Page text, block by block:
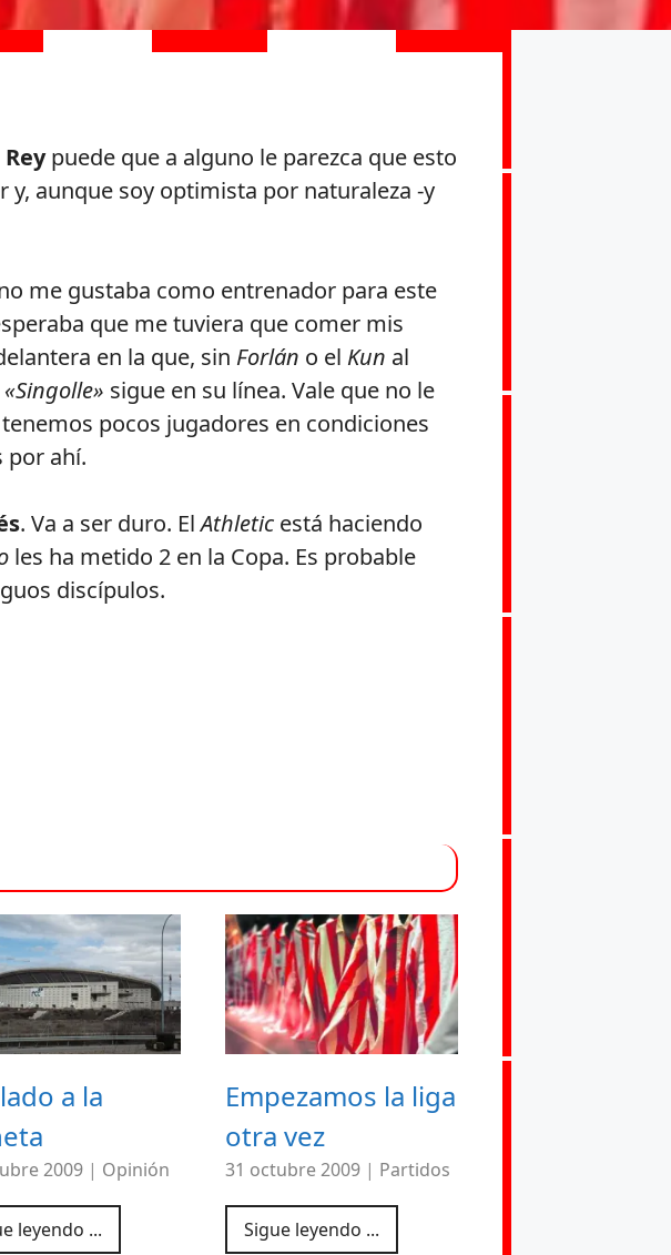
puede que a alguno le parezca que esto
aunque soy optimista por naturaleza -y
me gustaba como entrenador para este
que me tuviera que comer mis
en la que, sin Forlán o el Kun al
sigue en su línea. Vale que no le
pocos jugadores en condiciones
por ahí.
. Va a ser duro. ElAthletic está haciendo
les ha metido 2 en la Copa. Es probable
discípulos.
a la
2009 | Opinión
leyendo ...
Empezamos la liga
otra vez
31 octubre 2009 | Partidos
Sigue leyendo ...